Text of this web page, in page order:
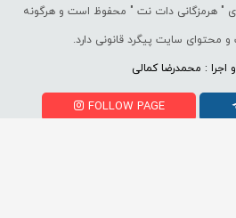
" هرمزگانی دات نت " محفوظ است و هرگونه
و محتوای سایت پیگرد قانونی دارد.
اجرا : محمدرضا کمالی
FOLLOW PAGE